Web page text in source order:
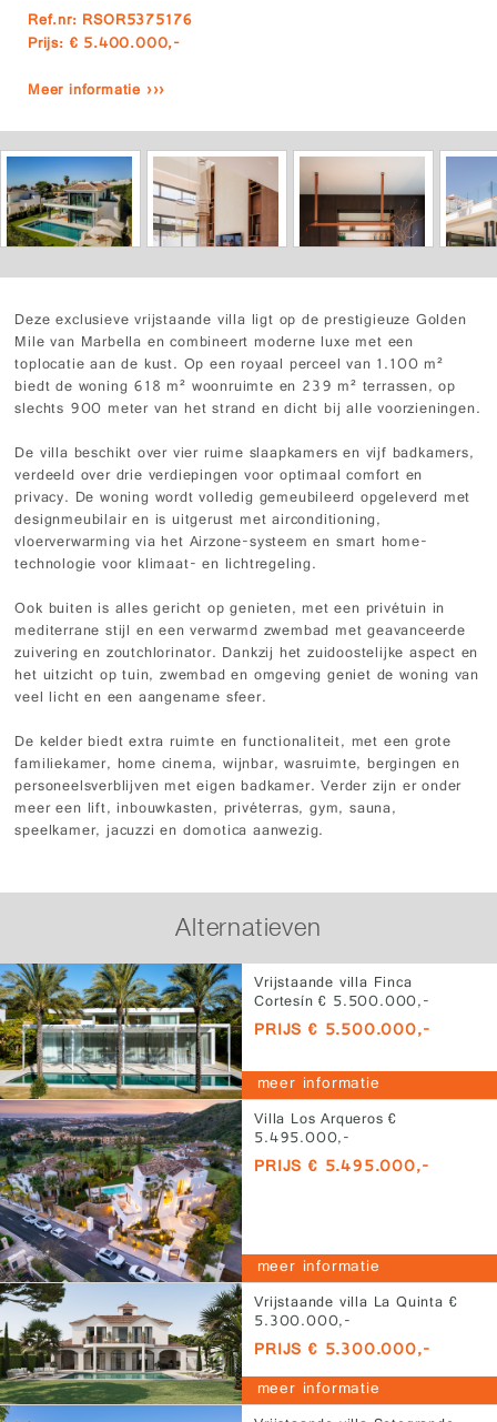
Ref.nr: RSOR5375176
Prijs: € 5.400.000,-
Meer informatie ›››
Deze exclusieve vrijstaande villa ligt op de prestigieuze Golden
Mile van Marbella en combineert moderne luxe met een
toplocatie aan de kust. Op een royaal perceel van 1.100 m²
biedt de woning 618 m² woonruimte en 239 m² terrassen, op
slechts 900 meter van het strand en dicht bij alle voorzieningen.
De villa beschikt over vier ruime slaapkamers en vijf badkamers,
verdeeld over drie verdiepingen voor optimaal comfort en
privacy. De woning wordt volledig gemeubileerd opgeleverd met
designmeubilair en is uitgerust met airconditioning,
vloerverwarming via het Airzone-systeem en smart home-
technologie voor klimaat- en lichtregeling.
Ook buiten is alles gericht op genieten, met een privétuin in
mediterrane stijl en een verwarmd zwembad met geavanceerde
zuivering en zoutchlorinator. Dankzij het zuidoostelijke aspect en
het uitzicht op tuin, zwembad en omgeving geniet de woning van
veel licht en een aangename sfeer.
De kelder biedt extra ruimte en functionaliteit, met een grote
familiekamer, home cinema, wijnbar, wasruimte, bergingen en
personeelsverblijven met eigen badkamer. Verder zijn er onder
meer een lift, inbouwkasten, privéterras, gym, sauna,
speelkamer, jacuzzi en domotica aanwezig.
Alternatieven
Vrijstaande villa Finca
Cortesín € 5.500.000,-
PRIJS € 5.500.000,-
meer informatie
Villa Los Arqueros €
5.495.000,-
PRIJS € 5.495.000,-
meer informatie
Vrijstaande villa La Quinta €
5.300.000,-
PRIJS € 5.300.000,-
meer informatie